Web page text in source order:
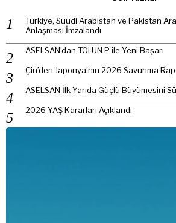
Türkiye, Suudi Arabistan ve Pakistan
Anlaşması İmzalandı
ASELSAN’dan TOLUN P ile Yeni Başarı
Çin’den Japonya’nın 2026 Savunma
ASELSAN İlk Yarıda Güçlü Büyümesini
2026 YAŞ Kararları Açıklandı